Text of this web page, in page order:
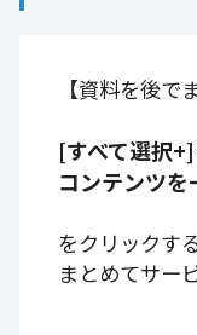
【資料を後で
[すべて選択+]
コンテンツ
をクリックす
まとめてサー